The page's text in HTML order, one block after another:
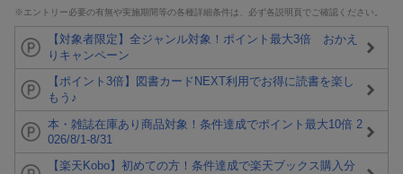
※エントリー必要の有無や実施期間等の各種詳細条件は、必ず各説明頁でご確認ください。
【対象者限定】全ジャンル対象！ポイント最大3倍 おかえ
りキャンペーン
【ポイント3倍】図書カードNEXT利用でお得に読書を楽し
もう♪
本・雑誌在庫あり商品対象！条件達成でポイント最大10倍 2
026/8/1-8/31
【楽天Kobo】初めての方！条件達成で楽天ブックス購入分